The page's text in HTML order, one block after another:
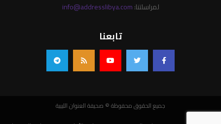
لمراسلتنا:info@addresslibya.com
تابعنا
جميع الحقوق محفوظة © صحيفة العنوان الليبية